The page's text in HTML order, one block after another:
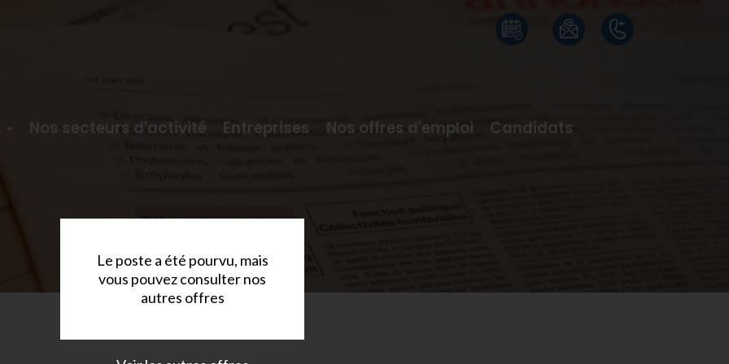
Nos secteurs d'activité Entreprises Nos offres d'emploi
Candidats
Le poste a été pourvu, mais
vous pouvez consulter nos
autres offres